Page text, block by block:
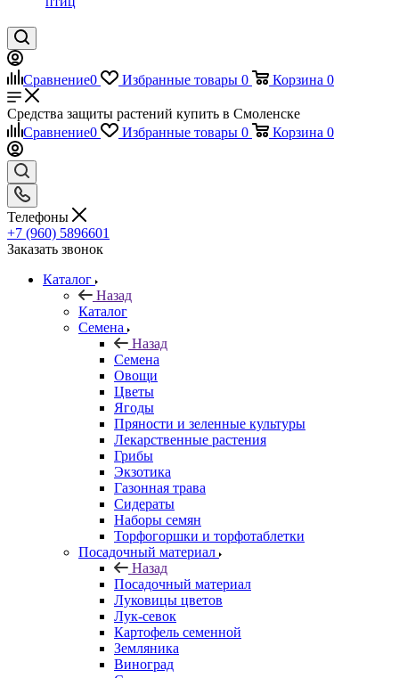
Сравнение0 Избранные товары 0 Корзина 0
Средства защиты растений купить в Смоленске
Сравнение0 Избранные товары 0 Корзина 0
Телефоны
+7 (960) 5896601
Заказать звонок
Каталог
Назад
Каталог
Семена
Назад
Семена
Овощи
Цветы
Ягоды
Пряности и зеленные культуры
Лекарственные растения
Грибы
Экзотика
Газонная трава
Сидераты
Наборы семян
Торфогоршки и торфотаблетки
Посадочный материал
Назад
Посадочный материал
Луковицы цветов
Лук-севок
Картофель семенной
Земляника
Виноград